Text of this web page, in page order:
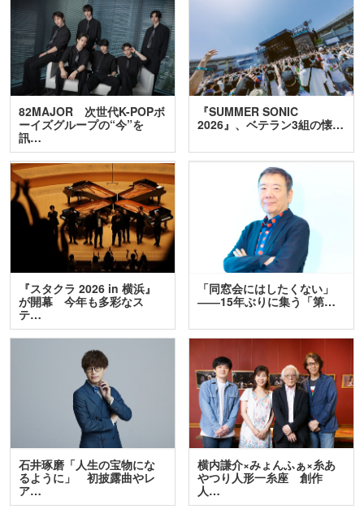
82MAJOR 次世代K-POPボ
ーイズグループの“今”を
訊…
『SUMMER SONIC
2026』、ベテラン3組の懐…
『スタクラ 2026 in 横浜』
が開幕 今年も多彩なス
テ…
「同窓会にはしたくない」
――15年ぶりに集う「第…
石井琢磨「人生の宝物にな
るように」 初披露曲やレ
ア…
横内謙介×みょんふぁ×糸あ
やつり人形一糸座 創作
人…